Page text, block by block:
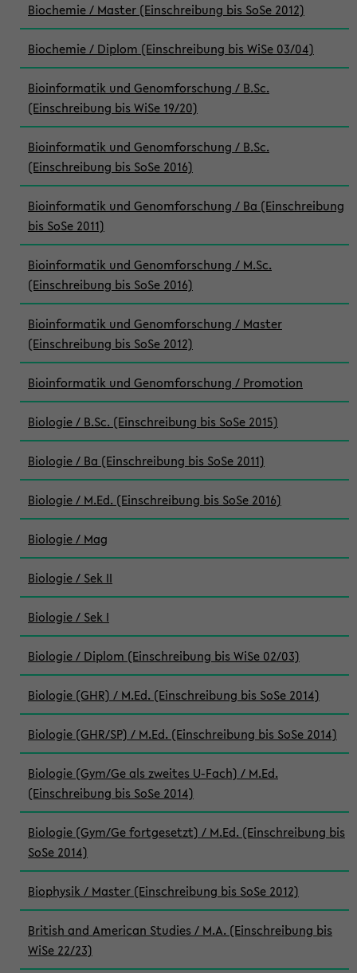
Biochemie / Master (Einschreibung bis SoSe 2012)
Biochemie / Diplom (Einschreibung bis WiSe 03/04)
Bioinformatik und Genomforschung / B.Sc.
(Einschreibung bis WiSe 19/20)
Bioinformatik und Genomforschung / B.Sc.
(Einschreibung bis SoSe 2016)
Bioinformatik und Genomforschung / Ba (Einschreibung
bis SoSe 2011)
Bioinformatik und Genomforschung / M.Sc.
(Einschreibung bis SoSe 2016)
Bioinformatik und Genomforschung / Master
(Einschreibung bis SoSe 2012)
Bioinformatik und Genomforschung / Promotion
Biologie / B.Sc. (Einschreibung bis SoSe 2015)
Biologie / Ba (Einschreibung bis SoSe 2011)
Biologie / M.Ed. (Einschreibung bis SoSe 2016)
Biologie / Mag
Biologie / Sek II
Biologie / Sek I
Biologie / Diplom (Einschreibung bis WiSe 02/03)
Biologie (GHR) / M.Ed. (Einschreibung bis SoSe 2014)
Biologie (GHR/SP) / M.Ed. (Einschreibung bis SoSe 2014)
Biologie (Gym/Ge als zweites U-Fach) / M.Ed.
(Einschreibung bis SoSe 2014)
Biologie (Gym/Ge fortgesetzt) / M.Ed. (Einschreibung bis
SoSe 2014)
Biophysik / Master (Einschreibung bis SoSe 2012)
British and American Studies / M.A. (Einschreibung bis
WiSe 22/23)